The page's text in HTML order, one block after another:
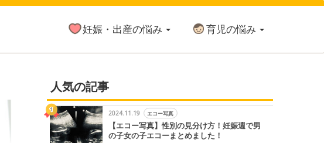
妊娠・出産の悩み 育児の悩み
人気の記事
2024.11.19 エコー写真
【エコー写真】性別の見分け方！妊娠週で男
の子女の子エコーまとめました！